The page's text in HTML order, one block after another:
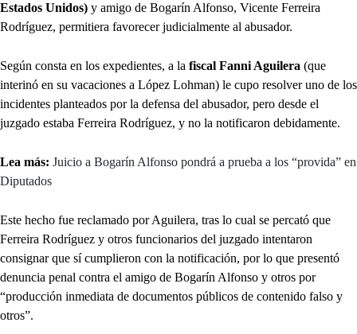
Estados Unidos) y amigo de Bogarín Alfonso, Vicente Ferreira
Rodríguez, permitiera favorecer judicialmente al abusador.
Según consta en los expedientes, a la fiscal Fanni Aguilera (que
interinó en su vacaciones a López Lohman) le cupo resolver uno de los
incidentes planteados por la defensa del abusador, pero desde el
juzgado estaba Ferreira Rodríguez, y no la notificaron debidamente.
Lea más: Juicio a Bogarín Alfonso pondrá a prueba a los “provida” en
Diputados
Este hecho fue reclamado por Aguilera, tras lo cual se percató que
Ferreira Rodríguez y otros funcionarios del juzgado intentaron
consignar que sí cumplieron con la notificación, por lo que presentó
denuncia penal contra el amigo de Bogarín Alfonso y otros por
“producción inmediata de documentos públicos de contenido falso y
otros”.